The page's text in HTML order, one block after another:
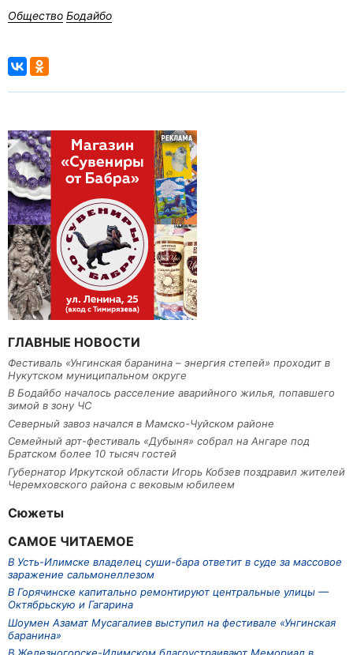
Общество Бодайбо
ГЛАВНЫЕ НОВОСТИ
Фестиваль «Унгинская баранина – энергия степей» проходит в
Нукутском муниципальном округе
В Бодайбо началось расселение аварийного жилья, попавшего
зимой в зону ЧС
Северный завоз начался в Мамско-Чуйском районе
Семейный арт-фестиваль «Дубыня» собрал на Ангаре под
Братском более 10 тысяч гостей
Губернатор Иркутской области Игорь Кобзев поздравил жителей
Черемховского района с вековым юбилеем
Сюжеты
САМОЕ ЧИТАЕМОЕ
В Усть-Илимске владелец суши-бара ответит в суде за массовое
заражение сальмонеллезом
В Горячинске капитально ремонтируют центральные улицы —
Октябрьскую и Гагарина
Шоумен Азамат Мусагалиев выступил на фестивале «Унгинская
баранина»